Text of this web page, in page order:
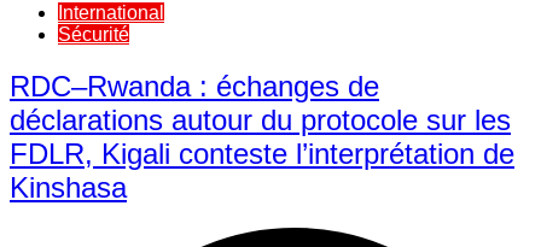
International
Sécurité
RDC–Rwanda : échanges de
déclarations autour du protocole sur les
FDLR, Kigali conteste l’interprétation de
Kinshasa